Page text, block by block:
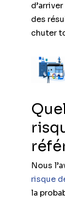
des
chuter
Nous
risque
la